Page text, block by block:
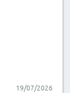
19/07/2026